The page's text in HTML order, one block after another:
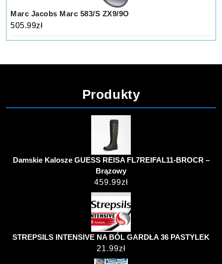
Marc Jacobs Marc 583/S ZX9/9O
505.99zł
Produkty
Damskie Kalosze GUESS REISA FL7REIFAL11-BROCR –
Brązowy
459.99zł
STREPSILS INTENSIVE NA BÓL GARDŁA 36 PASTYLEK
21.99zł